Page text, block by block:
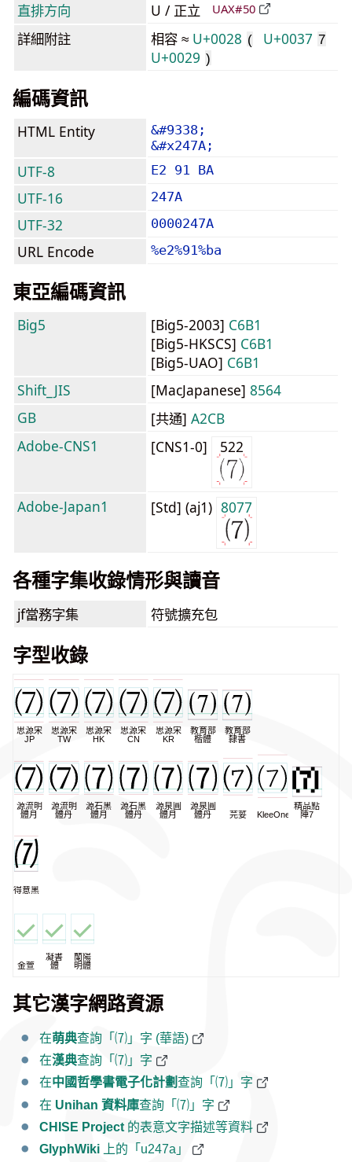
直排方向 U / 正立 UAX#50
詳細附註 相容 ≈ U+0028 ( U+0037 7
U+0029 )
編碼資訊
HTML Entity
&#9338;
&#x247A;
UTF-8 E2 91 BA
UTF-16 247A
UTF-32 0000247A
URL Encode %e2%91%ba
東亞編碼資訊
Big5 [Big5-2003] C6B1
[Big5-HKSCS] C6B1
[Big5-UAO] C6B1
Shift_JIS
[MacJapanese] 8564
GB
[共通] A2CB
Adobe-CNS1
[CNS1-0] 522
Adobe-Japan1 [Std] (aj1) 8077
各種字集收錄情形與讀音
jf當務字集 符號擴充包
字型收錄
思源宋
JP
思源宋
TW
思源宋
HK
思源宋
CN
思源宋
KR
教育部
楷體
教育部
隸書
源流明
體月
源流明
體丹
源石黑
體月
源石黑
體丹
源泉圓
體月
源泉圓
體丹
芫荽 KleeOne
精品點
陣7
得意黑
金萱
凝書
體
蘭陽
明體
其它漢字網路資源
在萌典查詢「⑺」字 (華語)
在漢典查詢「⑺」字
在中國哲學書電子化計劃查詢「⑺」字
在 Unihan 資料庫查詢「⑺」字
CHISE Project 的表意文字描述等資料
GlyphWiki 上的「u247a」